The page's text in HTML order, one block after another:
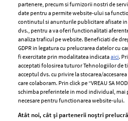
ELLE Style Awards
2024
Despre ELLE
Romania
Contact
Abonamente
partenere, precum si furnizorii nostri de
date pentru a permite website-ului sa
continutul si anunturile publicitare afisate
dvs., pentru a va oferi functionalitati
analiza traficul pe website. Beneficiati de
GDPR in legatura cu prelucrarea datelor cu
fi exercitate prin modalitatea indicataaici.
acceptati folosirea tuturor Tehnologiilor de
acceptul dvs. cu privire la stocarea/
care colaboram. Prin click pe “VREAU SA
schimba preferintele in mod individual, mai
necesare pentru functionarea website-ului.
Atât noi, cât și partenerii noștri